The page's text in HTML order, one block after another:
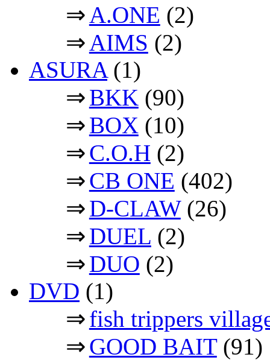
⇒A.ONE (2)
⇒AIMS (2)
ASURA(1)
⇒BKK (90)
⇒BOX (10)
⇒C.O.H (2)
⇒CB ONE (402)
⇒D-CLAW(26)
⇒DUEL (2)
⇒DUO (2)
DVD (1)
⇒fish trippers
⇒GOOD BAIT(91)